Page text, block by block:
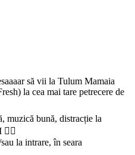
să vii la Tulum Mamaia
la cea mai tare petrecere de
muzică bună, distracție la
la intrare, în seara